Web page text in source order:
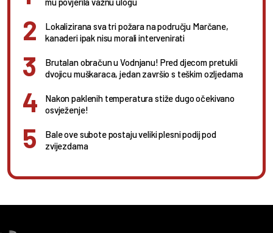
Lokalizirana sva tri požara na području Marčane,
kanaderi ipak nisu morali intervenirati
Brutalan obračun u Vodnjanu! Pred djecom pretukli
dvojicu muškaraca, jedan završio s teškim ozljedama
Nakon paklenih temperatura stiže dugo očekivano
osvježenje!
Bale ove subote postaju veliki plesni podij pod
zvijezdama